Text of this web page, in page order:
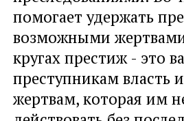
помогает удержать
возможными
кругах престиж - это
преступникам власть
жертвам, которая им